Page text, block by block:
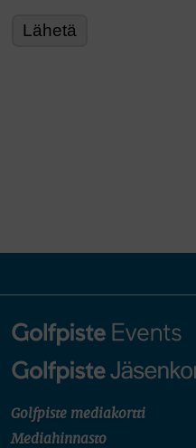
Golfpiste mediakortti
Mediahinnasto